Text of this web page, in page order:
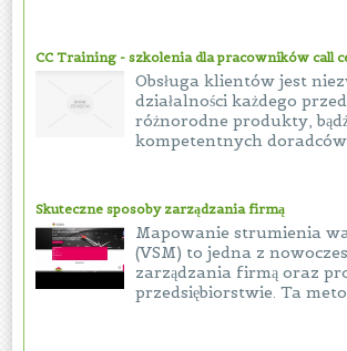
CC Training - szkolenia dla pracowników call
Obsługa klientów jest
działalności każdego
różnorodne produkty,
kompetentnych
Skuteczne sposoby zarządzania firmą
Mapowanie strumienia
(VSM) to jedna z
zarządzania firmą oraz
przedsiębiorstwie. Ta